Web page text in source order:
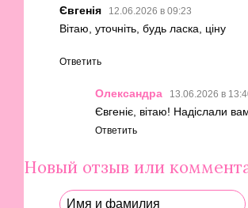
Євгенія 12.06.2026 в 09:23
Вітаю, уточніть, будь ласка, ціну
Ответить
Олександра 13.06.2026 в
Євгеніє, вітаю! Надіслали
Ответить
Новый отзыв или